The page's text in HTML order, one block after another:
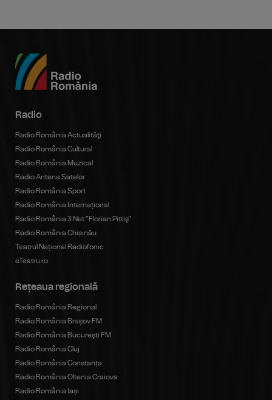
Radio
Radio România Actualităţi
Radio România Cultural
Radio România Muzical
Radio Antena Satelor
Radio România Sport
Radio România Internațional
Radio România 3 Net "Florian Pittiş"
Radio România Chișinău
Teatrul Național Radiofonic
eTeatru.ro
Rețeaua regională
Radio România Regional
Radio România Brașov FM
Radio România Bucureşti FM
Radio România Cluj
Radio România Constanța
Radio România Oltenia Craiova
Radio România Iași